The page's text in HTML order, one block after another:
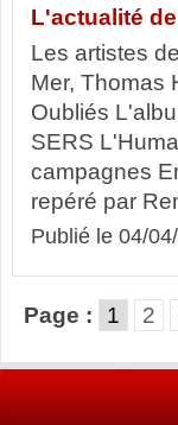
L'actualité
Les artistes
Mer, Thomas
Oubliés
SERS
campagnes
repéré par
Publié le 04/
Page : 1 2